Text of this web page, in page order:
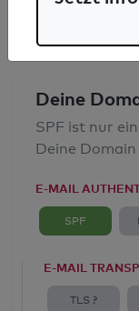
Deine
SPF ist nur
Deine
E-MAIL
SPF
E-MAIL
TLS ?